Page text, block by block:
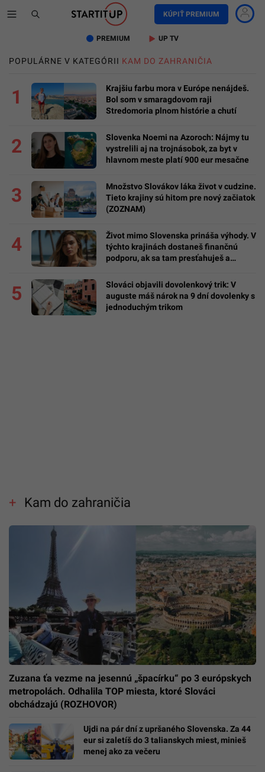
KÚPIŤ PREMIUM
PREMIUM UP TV
POPULÁRNE V KATEGÓRII KAM DO ZAHRANIČIA
1
Krajšiu farbu mora v Európe nenájdeš.
Bol som v smaragdovom raji
Stredomoria plnom histórie a chutí
2
Slovenka Noemi na Azoroch: Nájmy tu
vystrelili aj na trojnásobok, za byt v
hlavnom meste platí 900 eur mesačne
3
Množstvo Slovákov láka život v cudzine.
Tieto krajiny sú hitom pre nový začiatok
(ZOZNAM)
4
Život mimo Slovenska prináša výhody. V
týchto krajinách dostaneš finančnú
podporu, ak sa tam presťahuješ a
5
Slováci objavili dovolenkový trik: V
auguste máš nárok na 9 dní dovolenky s
jednoduchým trikom
Kam do zahraničia
Zuzana ťa vezme na jesennú „špacírku“ po 3 európskych
metropolách. Odhalila TOP miesta, ktoré Slováci
obchádzajú (ROZHOVOR)
Ujdi na pár dní z upršaného Slovenska. Za 44
eur si zaletíš do 3 talianskych miest, minieš
menej ako za večeru